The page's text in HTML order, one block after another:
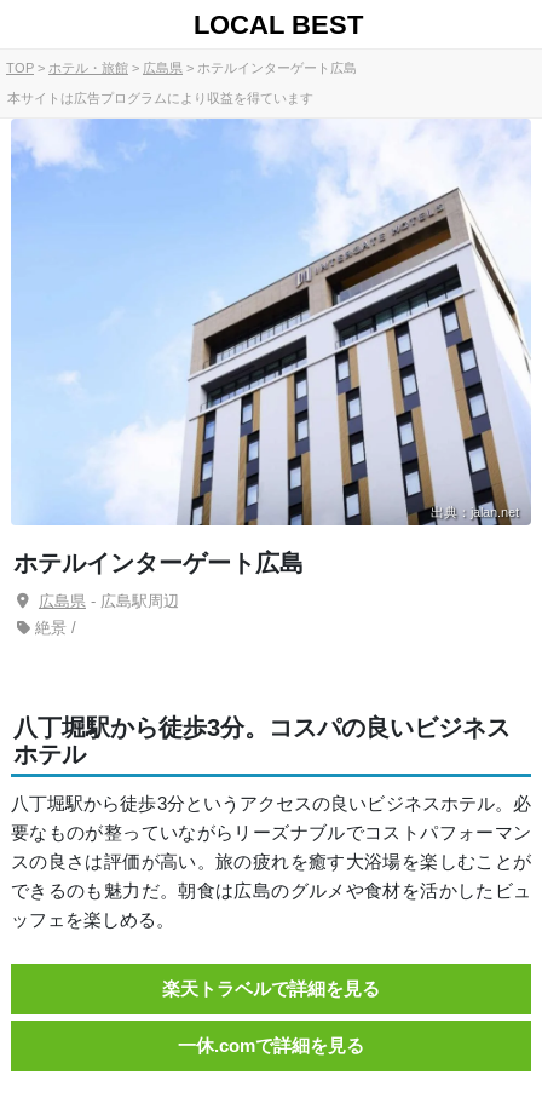
LOCAL BEST
TOP ホテル・旅館 広島県 ホテルインターゲート広島
本サイトは広告プログラムにより収益を得ています
出典：jalan.net
ホテルインターゲート広島
広島県- 広島駅周辺
絶景 /
八丁堀駅から徒歩3分。コスパの良いビジネス
ホテル
八丁堀駅から徒歩3分というアクセスの良いビジネスホテル。必
要なものが整っていながらリーズナブルでコストパフォーマン
スの良さは評価が高い。旅の疲れを癒す大浴場を楽しむことが
できるのも魅力だ。朝食は広島のグルメや食材を活かしたビュ
ッフェを楽しめる。
楽天トラベルで詳細を見る
一休.comで詳細を見る